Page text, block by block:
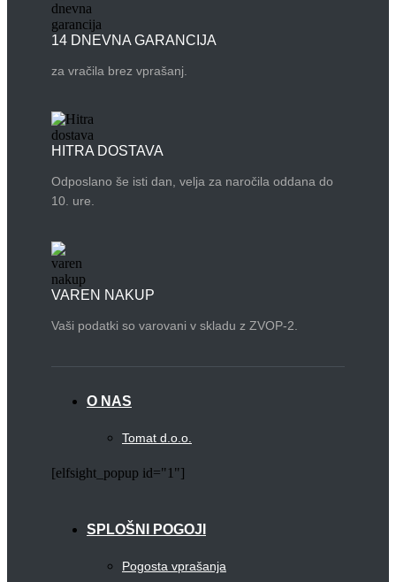
14 DNEVNA GARANCIJA
za vračila brez vprašanj.
HITRA DOSTAVA
Odposlano še isti dan, velja za naročila oddana do
10. ure.
VAREN NAKUP
Vaši podatki so varovani v skladu z ZVOP-2.
O NAS
Tomat d.o.o.
[elfsight_popup id="1"]
SPLOŠNI POGOJI
Pogosta vprašanja